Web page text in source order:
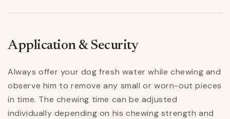
Application & Security
Always offer your dog fresh water while chewing and
observe him to remove any small or worn-out pieces
in time. The chewing time can be adjusted
individually depending on his chewing strength and